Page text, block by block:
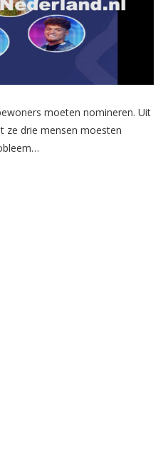
moeten nomineren. Uit
ze drie mensen moesten